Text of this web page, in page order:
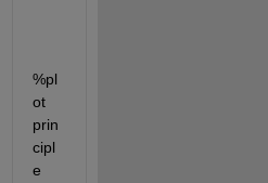
%pl
ot
prin
cipl
e